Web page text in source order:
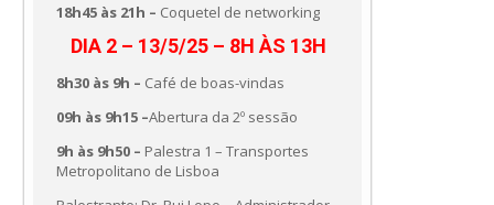
18h45 às 21h – Coquetel de networking
DIA 2 – 13/5/25 – 8H ÀS 13H
8h30 às 9h – Café de boas-vindas
09h às 9h15 –Abertura da 2º sessão
9h às 9h50 – Palestra 1 – Transportes
Metropolitano de Lisboa